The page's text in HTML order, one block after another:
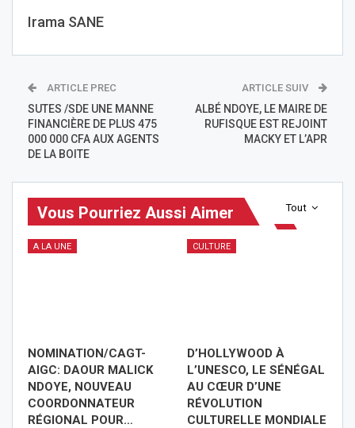
Irama SANE
ARTICLE PREC
SUTES /SDE UNE MANNE
FINANCIÈRE DE PLUS 475
000 000 CFA AUX AGENTS
DE LA BOITE
ARTICLE SUIV
ALBÉ NDOYE, LE MAIRE DE
RUFISQUE EST REJOINT
MACKY ET L’APR
Tout
Vous Pourriez Aussi Aimer
A LA UNE
NOMINATION/CAGT-
AIGC: DAOUR MALICK
NDOYE, NOUVEAU
COORDONNATEUR
RÉGIONAL POUR…
CULTURE
D’HOLLYWOOD À
L’UNESCO, LE SÉNÉGAL
AU CŒUR D’UNE
RÉVOLUTION
CULTURELLE MONDIALE